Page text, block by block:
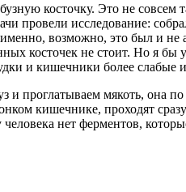
косточку. Это не
провели исследование:
возможно, это был и не
косточек не стоит. Но я
и кишечники более слабые
проглатываем мякоть, она
кишечнике, проходят
нет ферментов,